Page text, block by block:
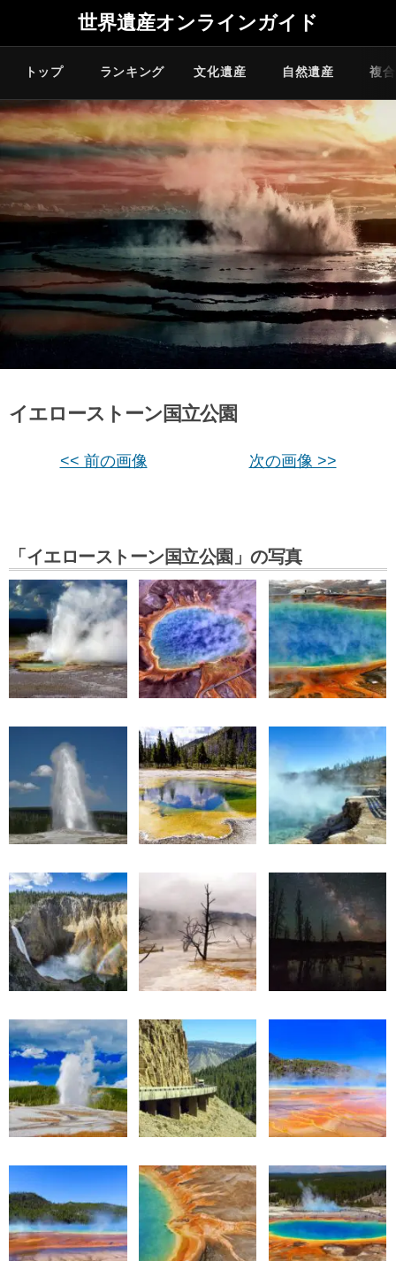
世界遺産オンラインガイド
トップ ランキング 文化遺産 自然遺産 複
イエローストーン国立公園
<< 前の画像 次の画像 >>
「イエローストーン国立公園」の写真